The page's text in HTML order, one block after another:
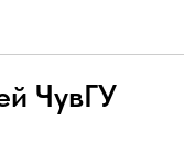
ЧувГУ